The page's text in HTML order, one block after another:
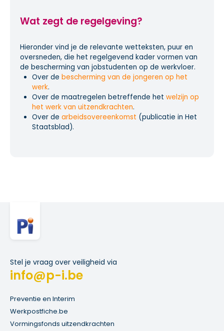
Wat zegt de regelgeving?
Hieronder vind je de relevante wetteksten, puur en
oversneden, die het regelgevend kader vormen van
de bescherming van jobstudenten op de werkvloer.
Over de bescherming van de jongeren op het
werk.
Over de maatregelen betreffende het welzijn op
het werk van uitzendkrachten.
Over de arbeidsovereenkomst (publicatie in Het
Staatsblad).
Stel je vraag over veiligheid via
info@p-i.be
Preventie en Interim
Werkpostfiche.be
Vormingsfonds uitzendkrachten